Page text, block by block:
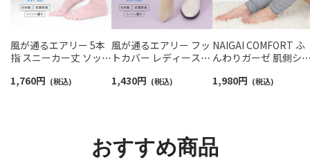
風が通るエアリー 5本
指 スニーカー丈 ソック
抗菌防臭 NAIGAI
1,760円 (税込)
風が通るエアリー フッ
トカバー レディース
03022420
1,430円 (税込)
NAIGAI COMFORT ふ
んわりガーゼ 肌側シ
ームウォーマー 日本
1,980円 (税込)
おすすめ商品